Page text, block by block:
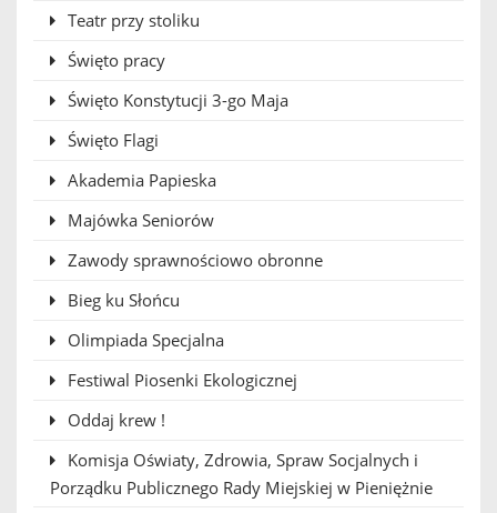
Teatr przy stoliku
Święto pracy
Święto Konstytucji 3-go Maja
Święto Flagi
Akademia Papieska
Majówka Seniorów
Zawody sprawnościowo obronne
Bieg ku Słońcu
Olimpiada Specjalna
Festiwal Piosenki Ekologicznej
Oddaj krew !
Komisja Oświaty, Zdrowia, Spraw Socjalnych i
Porządku Publicznego Rady Miejskiej w Pieniężnie